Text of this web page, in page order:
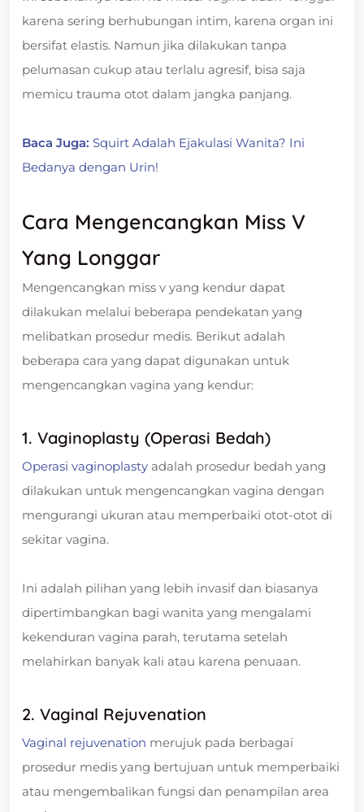
karena sering berhubungan intim, karena organ ini
bersifat elastis. Namun jika dilakukan tanpa
pelumasan cukup atau terlalu agresif, bisa saja
memicu trauma otot dalam jangka panjang.
Baca Juga: Squirt Adalah Ejakulasi Wanita? Ini
Bedanya dengan Urin!
Cara Mengencangkan Miss V
Yang Longgar
Mengencangkan miss v yang kendur dapat
dilakukan melalui beberapa pendekatan yang
melibatkan prosedur medis. Berikut adalah
beberapa cara yang dapat digunakan untuk
mengencangkan vagina yang kendur:
1. Vaginoplasty (Operasi Bedah)
Operasi vaginoplasty adalah prosedur bedah yang
dilakukan untuk mengencangkan vagina dengan
mengurangi ukuran atau memperbaiki otot-otot di
sekitar vagina.
Ini adalah pilihan yang lebih invasif dan biasanya
dipertimbangkan bagi wanita yang mengalami
kekenduran vagina parah, terutama setelah
melahirkan banyak kali atau karena penuaan.
2. Vaginal Rejuvenation
Vaginal rejuvenation merujuk pada berbagai
prosedur medis yang bertujuan untuk memperbaiki
atau mengembalikan fungsi dan penampilan area